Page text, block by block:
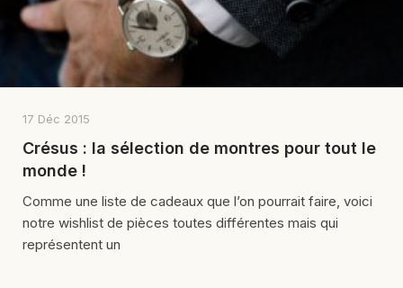
17 Déc 2015
Crésus : la sélection de montres pour tout le
monde !
Comme une liste de cadeaux que l’on pourrait faire, voici
notre wishlist de pièces toutes différentes mais qui
représentent un